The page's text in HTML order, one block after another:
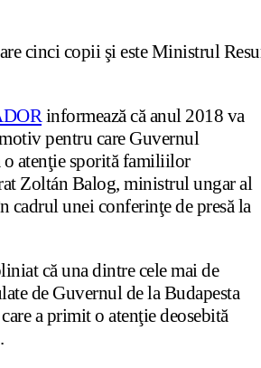
cinci copii şi este Ministrul
informează că anul 2018 va
pentru care Guvernul
o atenţie sporită familiilor
Zoltán Balog, ministrul ungar al
cadrul unei conferinţe de presă la
că una dintre cele mai de
de Guvernul de la Budapesta
a primit o atenţie deosebită